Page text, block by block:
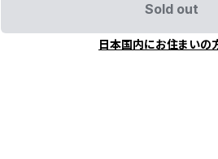
Sold out
日本国内にお住まいの